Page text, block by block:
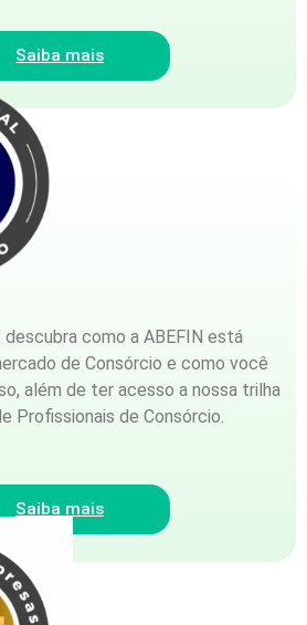
Saiba mais
descubra como a ABEFIN está
de Consórcio e como você
além de ter acesso a nossa trilha
Profissionais de Consórcio.
Saiba mais